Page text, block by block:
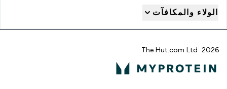
الولاء والمكافآت
2026 The Hut.com Ltd